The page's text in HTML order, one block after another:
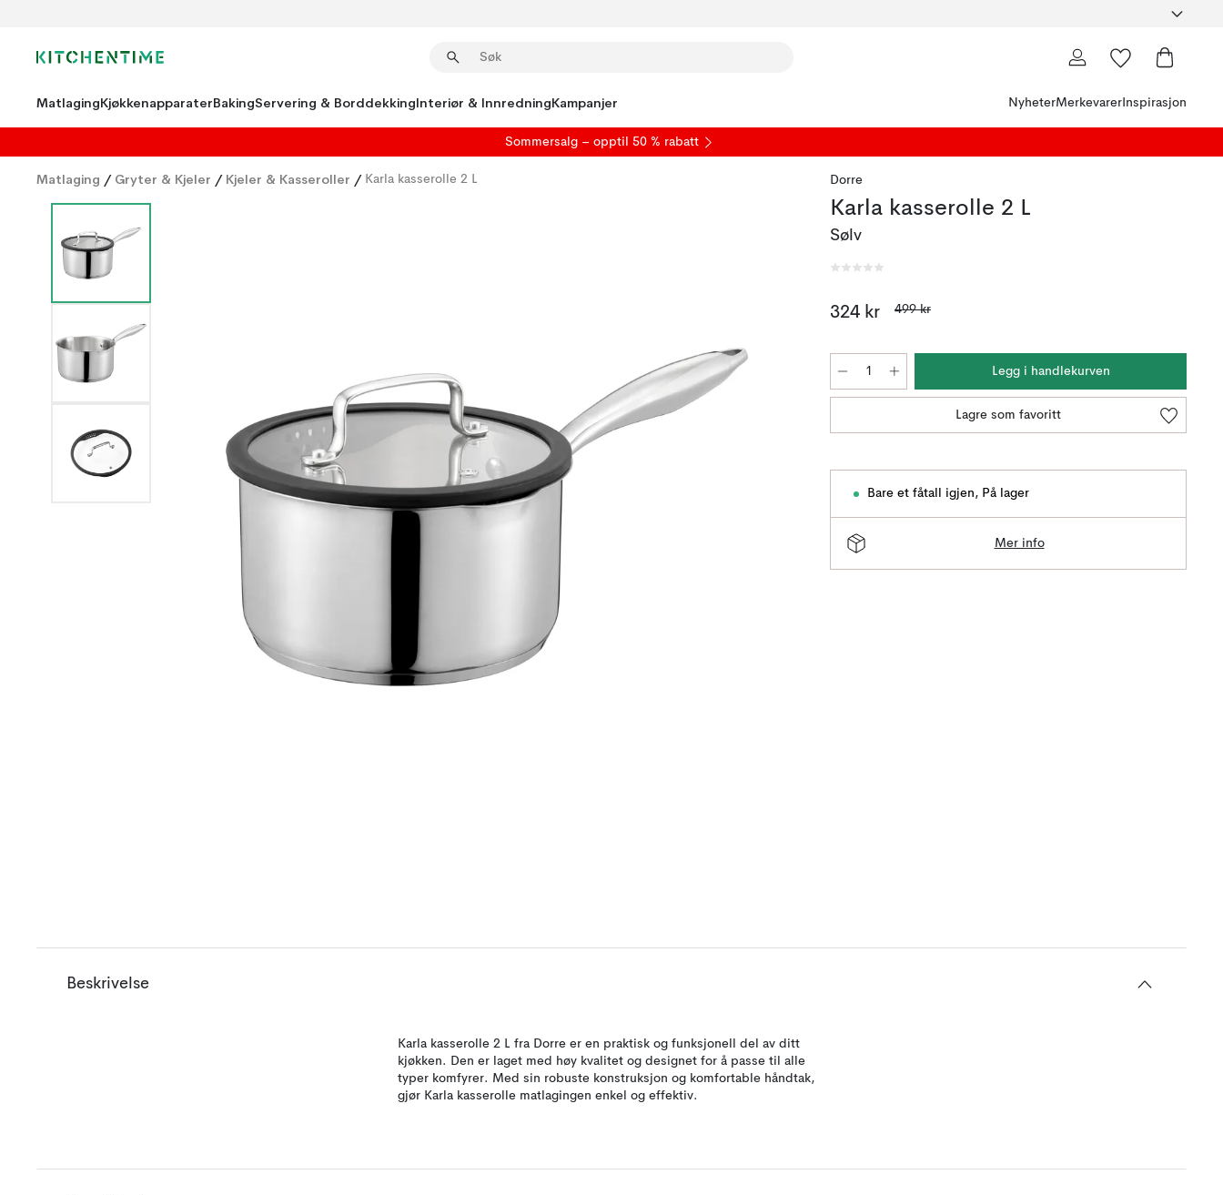
MatlagingKjøkkenapparaterBakingServering & BorddekkingInteriør & InnredningKampanjer NyheterMerkevarer Inspirasjon
Sommersalg – opptil 50 % rabatt
Matlaging / Gryter & Kjeler / Kjeler & Kasseroller / Karla kasserolle 2 L Dorre
Karla kasserolle 2 L
Sølv
324 kr 499 kr
Legg i handlekurven
Lagre som favoritt
Bare et fåtall igjen, På lager
Mer info
Beskrivelse
Karla kasserolle 2 L fra Dorre er en praktisk og funksjonell del av ditt
kjøkken. Den er laget med høy kvalitet og designet for å passe til alle
typer komfyrer. Med sin robuste konstruksjon og komfortable håndtak,
gjør Karla kasserolle matlagingen enkel og effektiv.